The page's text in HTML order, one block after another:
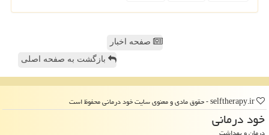
صفحه اخبار
بازگشت به صفحه اصلی
خود درمانی